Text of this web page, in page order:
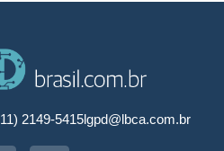
2149-5415lgpd@lbca.com.br